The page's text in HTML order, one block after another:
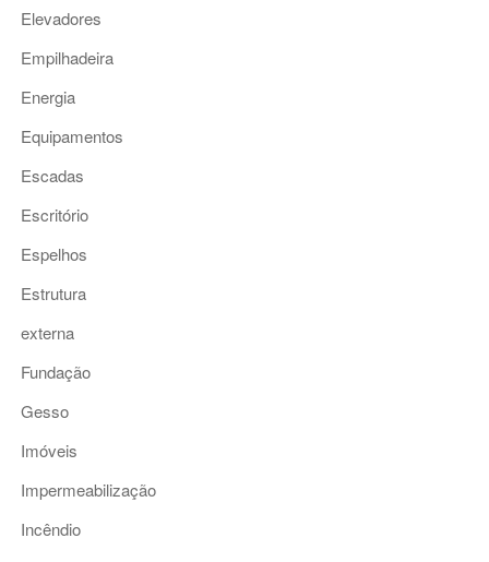
Elevadores
Empilhadeira
Energia
Equipamentos
Escadas
Escritório
Espelhos
Estrutura
externa
Fundação
Gesso
Imóveis
Impermeabilização
Incêndio